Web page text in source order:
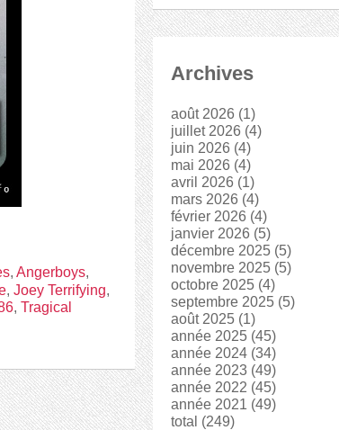
, Angerboys,
, Joey Terrifying,
, Tragical
Archives
août 2026 (1)
juillet 2026 (4)
juin 2026 (4)
mai 2026 (4)
avril 2026 (1)
mars 2026 (4)
février 2026 (4)
janvier 2026 (5)
décembre 2025 (5)
novembre 2025 (5)
octobre 2025 (4)
septembre 2025 (5)
août 2025 (1)
année 2025 (45)
année 2024 (34)
année 2023 (49)
année 2022 (45)
année 2021 (49)
total (249)